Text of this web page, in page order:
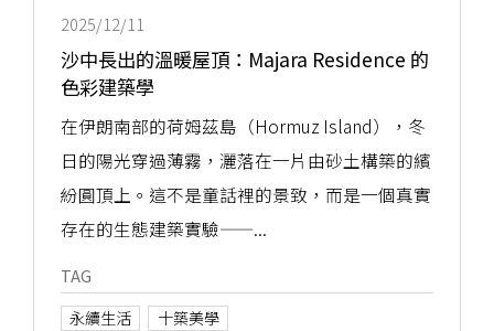
2025/12/11
沙中長出的溫暖屋頂：Majara Residence 的
色彩建築學
在伊朗南部的荷姆茲島（Hormuz Island），冬
日的陽光穿過薄霧，灑落在一片由砂土構築的繽
紛圓頂上。這不是童話裡的景致，而是一個真實
存在的生態建築實驗——...
TAG
永續生活
十築美學